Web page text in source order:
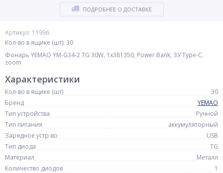
Артикул: 11996
Кол-во в ящике (шт): 30
Фонарь YEMAO YM-G34-2 TG 30W, 1x381350, Power Bank, ЗУ Type-C,
zoom
ПОДРОБНЕЕ О ДОСТАВКЕ
Характеристики
Кол-во в ящике (шт)
30
Бренд
YEMAO
Тип устройства
Ручной
Тип питания
аккумуляторный
Зарядное устр-во
USB
Тип диода
TG
Материал
Металл
Количество диодов
1